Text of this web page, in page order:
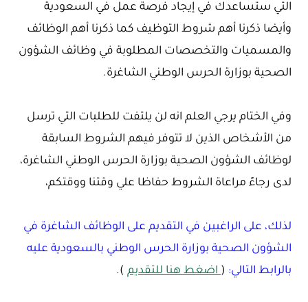
التي ستساعدك في إيجاد فرصة عمل في السعودية
وأيضا ذكرنا أهم شروط التوظيف كما ذكرنا أهم الوظائف
والمسميات والتخصصات المطلوبة في وظائف الشؤون
الصحية بوزارة الحرس الوطني الشاغرة.
وفي الختام يرجي العلم انه لن يلتفت للطلبات التي ترسل
من الأشخاص الذين لا تتوفر فيهم الشروط السابقة
لوظائف الشؤون الصحية بوزارة الحرس الوطني الشاغرة،
لدى رجاءً مراعاة الشروط حفاظا علي وقتنا ووقتكم،
لذلك، على الراغبين في التقديم على الوظائف الشاغرة في
الشؤون الصحية بوزارة الحرس الوطني بالسعودية عليه
بالرابط التالي: (اضغط هنا للتقديم ).